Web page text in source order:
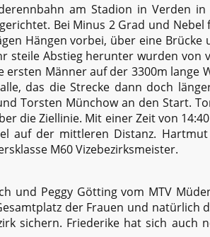
am Stadion in Verden in
Bei Minus 2 Grad und Nebel
Hängen vorbei, über eine Brücke
steile Abstieg herunter wurden von
Männer auf der 3300m lange
das die Strecke dann doch
Torsten Münchow an den Start.
die Ziellinie. Mit einer Zeit von
auf der mittleren Distanz.
M60 Vizebezirksmeister.
und Peggy Götting vom MTV
der Frauen und natürlich
sichern. Friederike hat sich auch